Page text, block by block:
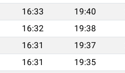
16:33 19:40
16:32 19:38
16:31 19:37
16:31 19:35